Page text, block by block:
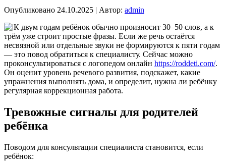
Опубликовано 24.10.2025 | Автор: admin
К двум годам ребёнок обычно произносит 30–50 слов, а к
трём уже строит простые фразы. Если же речь остаётся
несвязной или отдельные звуки не формируются к пяти годам
— это повод обратиться к специалисту. Сейчас можно
проконсультироваться с логопедом онлайн https://roddeti.com/.
Он оценит уровень речевого развития, подскажет, какие
упражнения выполнять дома, и определит, нужна ли ребёнку
регулярная коррекционная работа.
Тревожные сигналы для родителей
ребёнка
Поводом для консультации специалиста становится, если
ребёнок: